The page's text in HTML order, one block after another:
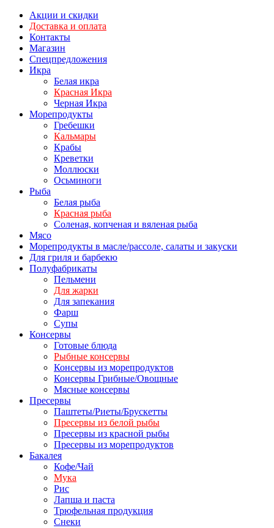
Акции и скидки
Доставка и оплата
Контакты
Магазин
Спецпредложения
Икра
Белая икра
Красная Икра
Черная Икра
Морепродукты
Гребешки
Кальмары
Крабы
Креветки
Моллюски
Осьминоги
Рыба
Белая рыба
Красная рыба
Соленая, копченая и вяленая рыба
Мясо
Морепродукты в масле/рассоле, салаты и закуски
Для гриля и барбекю
Полуфабрикаты
Пельмени
Для жарки
Для запекания
Фарш
Супы
Консервы
Готовые блюда
Рыбные консервы
Консервы из морепродуктов
Консервы Грибные/Овощные
Мясные консервы
Пресервы
Паштеты/Риеты/Брускетты
Пресервы из белой рыбы
Пресервы из красной рыбы
Пресервы из морепродуктов
Бакалея
Кофе/Чай
Мука
Рис
Лапша и паста
Трюфельная продукция
Снеки